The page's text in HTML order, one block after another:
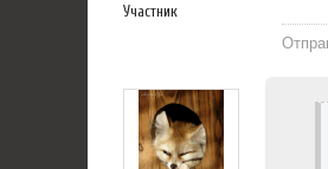
Участник